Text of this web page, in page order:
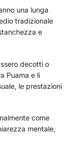
una lunga
tradizionale
e
decotti o
Puama e li
le prestazioni
come
mentale,